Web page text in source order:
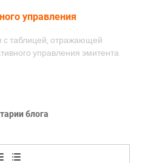
блога
управления
с таблицей, отражающей
управления эмитента